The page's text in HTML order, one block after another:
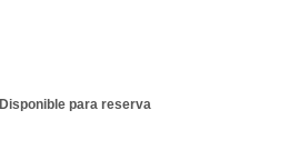
Disponible para reserva